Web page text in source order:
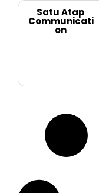
Satu Atap
Communicati
On